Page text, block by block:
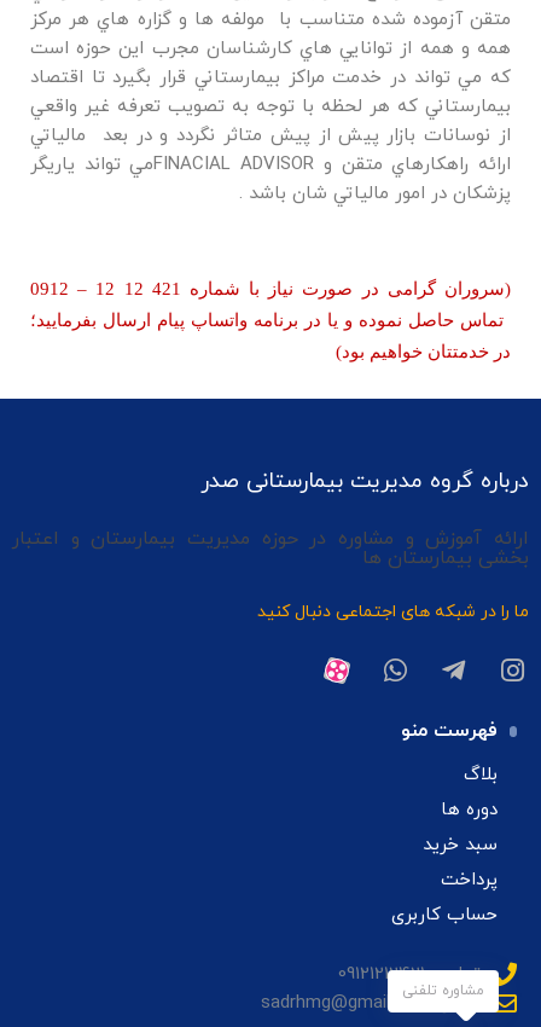
متقن آزموده شده متناسب با مولفه ها و گزاره هاي هر مركز
همه و همه از توانايي هاي كارشناسان مجرب اين حوزه است
كه مي تواند در خدمت مراكز بيمارستاني قرار بگيرد تا اقتصاد
بيمارستاني كه هر لحظه با توجه به تصويب تعرفه غير واقعي
از نوسانات بازار پيش از پيش متاثر نگردد و در بعد مالياتي
ارائه راهكارهاي متقن و FINACIAL ADVISORمي تواند ياريگر
پزشكان در امور مالياتي شان باشد .
(سروران گرامی در صورت نیاز با شماره 421 12 12 –
0912
تماس حاصل نموده و یا در برنامه واتساپ پیام ارسال بفرمایید؛
در خدمتتان خواهیم بود)
درباره گروه مدیریت بیمارستانی صدر
ارائه آموزش و مشاوره در حوزه مدیریت بیمارستان و اعتبار
بخشی بیمارستان ها
ما را در شبکه های اجتماعی دنبال کنید
فهرست منو
بلاگ
دوره ها
سبد خرید
پرداخت
حساب کاربری
تماس: 09121212421
ایمیل: sadrhmg@gmail.com
مشاوره تلفنی